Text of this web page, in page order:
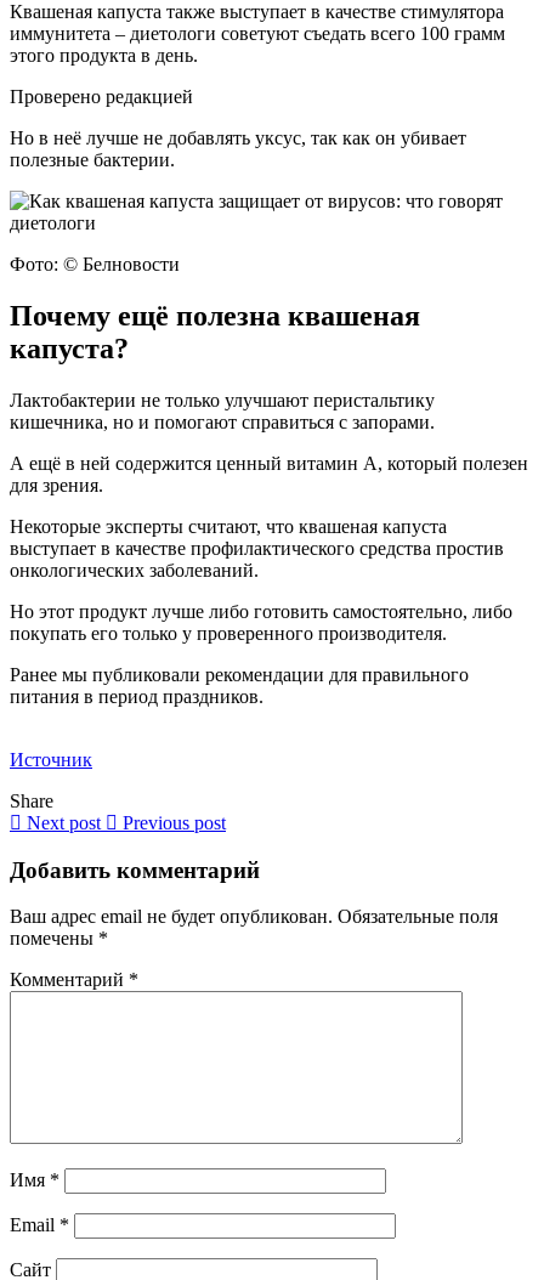
Квашеная капуста также выступает в качестве стимулятора
иммунитета – диетологи советуют съедать всего 100 грамм
этого продукта в день.
Проверено редакцией
Но в неё лучше не добавлять уксус, так как он убивает
полезные бактерии.
Фото: © Белновости
Почему ещё полезна квашеная
капуста?
Лактобактерии не только улучшают перистальтику
кишечника, но и помогают справиться с запорами.
А ещё в ней содержится ценный витамин А, который полезен
для зрения.
Некоторые эксперты считают, что квашеная капуста
выступает в качестве профилактического средства простив
онкологических заболеваний.
Но этот продукт лучше либо готовить самостоятельно, либо
покупать его только у проверенного производителя.
Ранее мы публиковали рекомендации для правильного
питания в период праздников.
Источник
Share
Next post
Previous post
Добавить комментарий
Ваш адрес email не будет опубликован. Обязательные поля
помечены *
Комментарий *
Имя *
Email *
Сайт